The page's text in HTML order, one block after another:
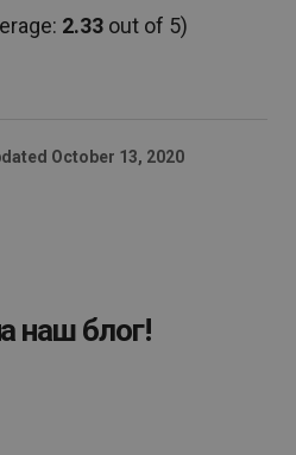
2.33 out of 5)
October 13, 2020
наш блог!